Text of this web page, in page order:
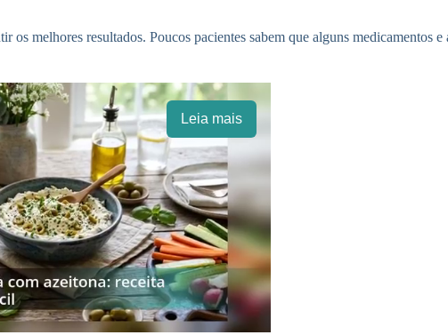
melhores resultados. Poucos pacientes sabem que alguns medicamentos e
Leia mais